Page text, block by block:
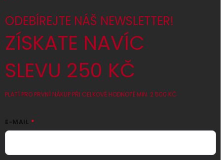
ODEBÍREJTE NÁŠ NEWSLETTER!
ZÍSKATE NAVÍC
SLEVU 250 KČ
PLATÍ PRO PRVNÍ NÁKUP PŘI CELKOVÉ HODNOTĚ MIN. 2 500 KČ
E-MAIL